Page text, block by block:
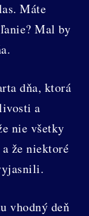
Máte
Mal by
dňa, ktorá
a
nie všetky
že niektoré
vhodný deň